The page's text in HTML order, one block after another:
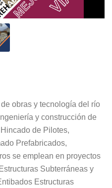
obras y tecnología del río
y construcción de
de Pilotes,
Prefabricados,
se emplean en proyectos
Subterráneas y
Estructuras